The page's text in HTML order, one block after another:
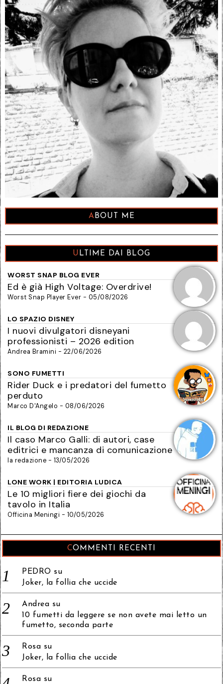
ABOUT ME
ULTIME DAI BLOG
WORST SNAP BLOG EVER
Ed è già High Voltage: Overdrive!
Worst Snap Player Ever - 05/08/2026
LO SPAZIO DISNEY
I nuovi divulgatori disneyani
professionisti – 2026 edition
Andrea Bramini - 22/06/2026
SONO FUMETTI
Rider Duck e i predatori del fumetto
perduto
Marco D'Angelo - 08/06/2026
IL BLOG DI REDAZIONE
Il caso Marco Galli: di autori, case
editrici e mancanza di comunicazione
la redazione - 13/05/2026
LONE WORK | EDITORIA LUDICA
Le 10 migliori fiere dei giochi da
tavolo in Italia
Officina Meningi - 10/05/2026
COMMENTI RECENTI
PEDRO su
Joker, la follia che uccide
Andrea su
10 fumetti da leggere se non avete mai letto un
fumetto, seconda parte
Rosa su
Joker, la follia che uccide
Rosa su